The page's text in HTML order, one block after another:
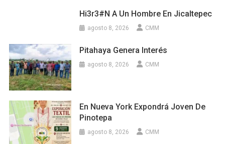
Hi3r3#n A Un Hombre En Jicaltepec
agosto 8, 2026 CMM
Pitahaya Genera Interés
agosto 8, 2026 CMM
En Nueva York Expondrá Joven De
Pinotepa
agosto 8, 2026 CMM